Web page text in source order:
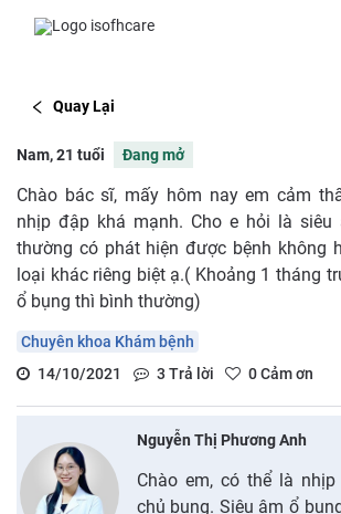
Quay Lại
Nam, 21 tuổi Đang mở
Chào bác sĩ, mấy hôm nay em cảm
nhịp đập khá mạnh. Cho e hỏi là siêu
thường có phát hiện được bệnh không
loại khác riêng biệt ạ.( Khoảng 1 tháng
ổ bụng thì bình thường)
Chuyên khoa Khám bệnh
14/10/2021
3 Trả lời 0Cảm ơn
Nguyễn Thị Phương Anh
Chào em, có thể là
chủ bụng. Siêu âm ổ